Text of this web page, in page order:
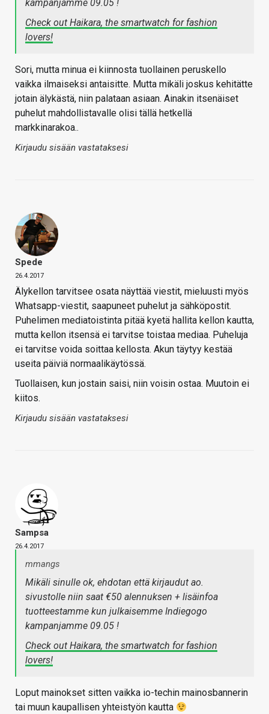
kampanjamme 09.05 !
Check out Haikara, the smartwatch for fashion
lovers!
Sori, mutta minua ei kiinnosta tuollainen peruskello
vaikka ilmaiseksi antaisitte. Mutta mikäli joskus kehitätte
jotain älykästä, niin palataan asiaan. Ainakin itsenäiset
puhelut mahdollistavalle olisi tällä hetkellä
markkinarakoa..
Kirjaudu sisään vastataksesi
Spede
26.4.2017
Älykellon tarvitsee osata näyttää viestit, mieluusti myös
Whatsapp-viestit, saapuneet puhelut ja sähköpostit.
Puhelimen mediatoistinta pitää kyetä hallita kellon kautta,
mutta kellon itsensä ei tarvitse toistaa mediaa. Puheluja
ei tarvitse voida soittaa kellosta. Akun täytyy kestää
useita päiviä normaalikäytössä.
Tuollaisen, kun jostain saisi, niin voisin ostaa. Muutoin ei
kiitos.
Kirjaudu sisään vastataksesi
Sampsa
26.4.2017
mmangs
Mikäli sinulle ok, ehdotan että kirjaudut ao.
sivustolle niin saat €50 alennuksen + lisäinfoa
tuotteestamme kun julkaisemme Indiegogo
kampanjamme 09.05 !
Check out Haikara, the smartwatch for fashion
lovers!
Loput mainokset sitten vaikka io-techin mainosbannerin
tai muun kaupallisen yhteistyön kautta